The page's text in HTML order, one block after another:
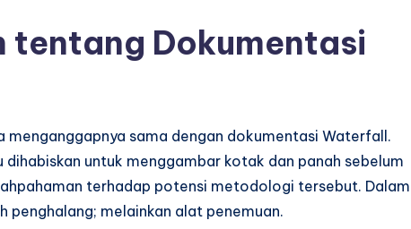
tentang Dokumentasi
menganggapnya sama dengan dokumentasi Waterfall.
untuk menggambar kotak dan panah sebelum
terhadap potensi metodologi tersebut. Dalam
penghalang; melainkan alat penemuan.